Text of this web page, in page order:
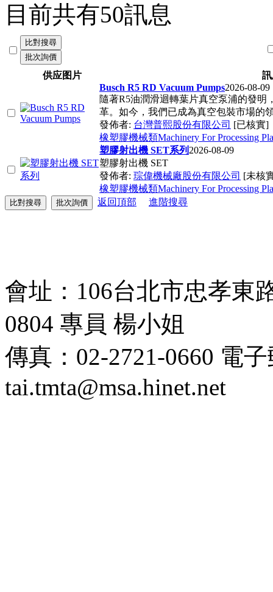
目前共有50訊息
供应图片
Busch R5 RD Vacuum Pumps2026-08-09
隨著R5油潤滑迴轉葉片真空泵浦的發明
革。如今，我們已成為真空包裝市場的
發佈者: 台灣普熙股份有限公司 [已核實]
橡塑膠機械類Machinery For Processing
塑膠射出機 SET系列 2026-08-09
塑膠射出機 SET
發佈者: 琮偉機械廠股份有限公司 [未核
橡塑膠機械類Machinery For Processing
返回頂部
進階搜尋
會址：106台北市忠孝東
0804 專員 楊小姐
傳真：02-2721-0660 電
tai.tmta@msa.hinet.net